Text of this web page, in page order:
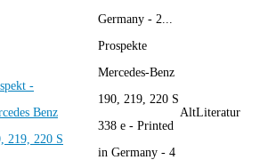
Germany - 2...
-
Benz
219, 220 S
Prospekte
Mercedes-Benz
190, 219, 220 S
338 e - Printed
in Germany - 4
AltLiteratur